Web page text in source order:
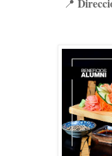
📍